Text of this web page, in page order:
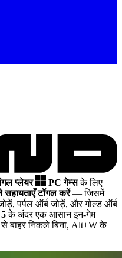
प्लेयर PC गेम्सके लिए
सहायताएँ टॉगल करें— जिसमें
पर्पल ऑर्ब जोड़ें, और गोल्ड ऑर्ब
के अंदर एक आसान इन-गेम
बाहर निकले बिना, Alt+W के